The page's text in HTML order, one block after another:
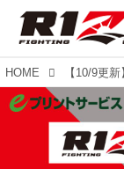
HOME